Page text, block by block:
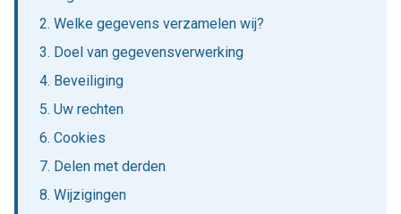
2. Welke gegevens verzamelen wij?
3. Doel van gegevensverwerking
4. Beveiliging
5. Uw rechten
6. Cookies
7. Delen met derden
8. Wijzigingen